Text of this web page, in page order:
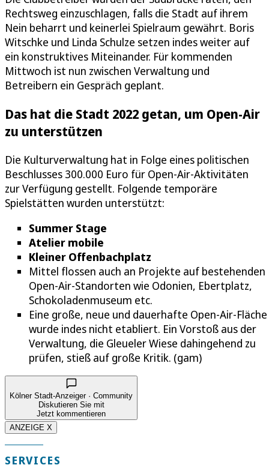
Rechtsweg einzuschlagen, falls die Stadt auf ihrem
Nein beharrt und keinerlei Spielraum gewährt. Boris
Witschke und Linda Schulze setzen indes weiter auf
ein konstruktives Miteinander. Für kommenden
Mittwoch ist nun zwischen Verwaltung und
Betreibern ein Gespräch geplant.
Das hat die Stadt 2022 getan, um Open-Air
zu unterstützen
Die Kulturverwaltung hat in Folge eines politischen
Beschlusses 300.000 Euro für Open-Air-Aktivitäten
zur Verfügung gestellt. Folgende temporäre
Spielstätten wurden unterstützt:
Summer Stage
Atelier mobile
Kleiner Offenbachplatz
Mittel flossen auch an Projekte auf bestehenden
Open-Air-Standorten wie Odonien, Ebertplatz,
Schokoladenmuseum etc.
Eine große, neue und dauerhafte Open-Air-Fläche
wurde indes nicht etabliert. Ein Vorstoß aus der
Verwaltung, die Gleueler Wiese dahingehend zu
prüfen, stieß auf große Kritik. (gam)
Kölner Stadt-Anzeiger · Community
Diskutieren Sie mit
Jetzt kommentieren
ANZEIGE X
SERVICES